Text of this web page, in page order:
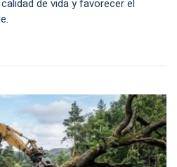
de vida y favorecer el